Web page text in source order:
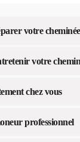
votre
votre
chez vous
professionnel